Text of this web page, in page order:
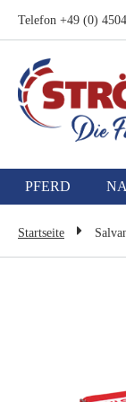
Telefon +49 (0)
Zum
Inhalt
springen
PFERD
Startseite